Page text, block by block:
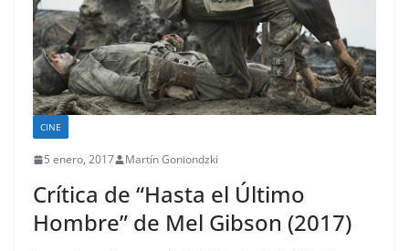
CINE
5 enero, 2017 Martín Goniondzki
Crítica de “Hasta el Último
Hombre” de Mel Gibson (2017)